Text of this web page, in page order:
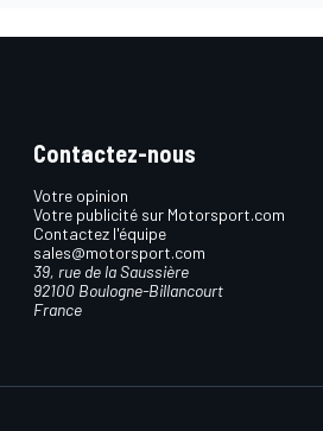
Contactez-nous
Votre opinion
Votre publicité sur Motorsport.com
Contactez l'équipe
sales@motorsport.com
39, rue de la Saussière
92100 Boulogne-Billancourt
France